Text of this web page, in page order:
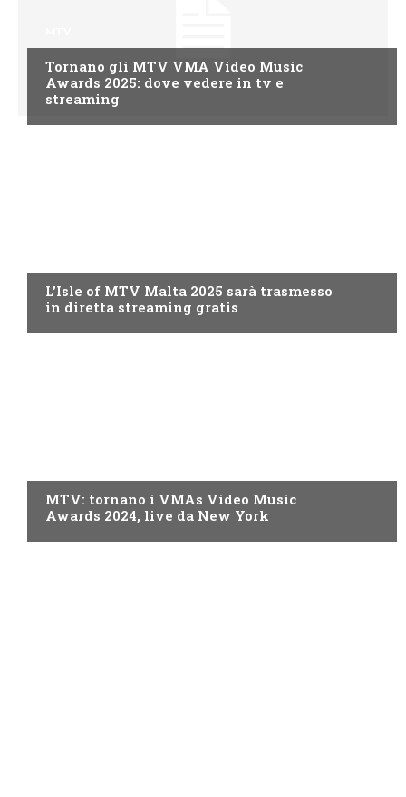
Tornano gli MTV VMA Video Music
Awards 2025: dove vedere in tv e
streaming
L’Isle of MTV Malta 2025 sarà trasmesso
in diretta streaming gratis
MTV: tornano i VMAs Video Music
Awards 2024, live da New York